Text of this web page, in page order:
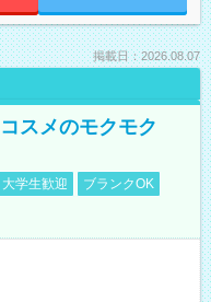
掲載日：2026.08.07
スメのモクモク
大学生歓迎
ブランクOK